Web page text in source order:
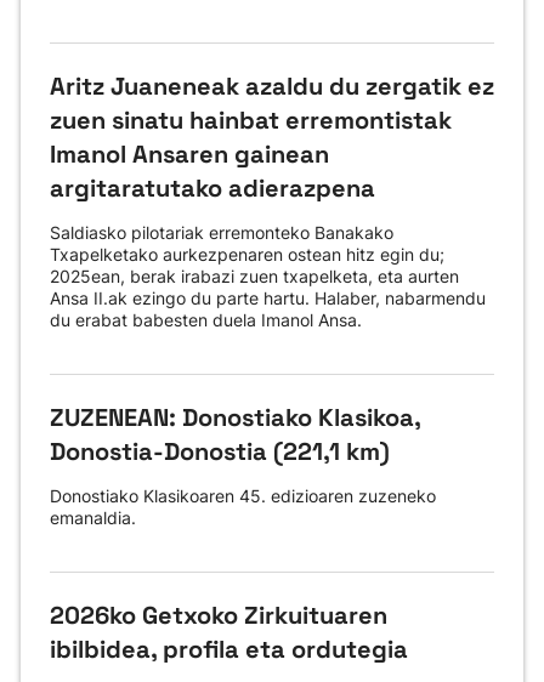
Aritz Juaneneak azaldu du zergatik ez
zuen sinatu hainbat erremontistak
Imanol Ansaren gainean
argitaratutako adierazpena
Saldiasko pilotariak erremonteko Banakako
Txapelketako aurkezpenaren ostean hitz egin du;
2025ean, berak irabazi zuen txapelketa, eta aurten
Ansa II.ak ezingo du parte hartu. Halaber, nabarmendu
du erabat babesten duela Imanol Ansa.
ZUZENEAN: Donostiako Klasikoa,
Donostia-Donostia (221,1 km)
Donostiako Klasikoaren 45. edizioaren zuzeneko
emanaldia.
2026ko Getxoko Zirkuituaren
ibilbidea, profila eta ordutegia